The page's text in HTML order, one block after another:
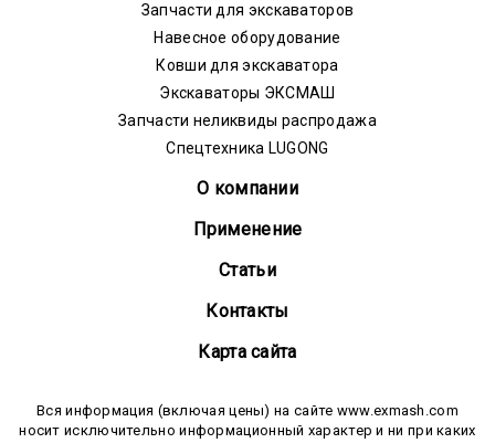
Запчасти для экскаваторов
Навесное оборудование
Ковши для экскаватора
Экскаваторы ЭКСМАШ
Запчасти неликвиды распродажа
Спецтехника LUGONG
О компании
Применение
Статьи
Контакты
Карта сайта
Вся информация (включая цены) на сайте www.exmash.com
носит исключительно информационный характер и ни при каких